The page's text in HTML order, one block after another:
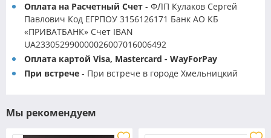
Оплата на Расчетный Счет - ФЛП Кулаков Сергей
Павлович Код ЕГРПОУ 3156126171 Банк АО КБ
«ПРИВАТБАНК» Счет IBAN
UA233052990000026007016006492
Оплата картой Visa, Mastercard - WayForPay
При встрече - При встрече в городе Хмельницкий
Мы рекомендуем